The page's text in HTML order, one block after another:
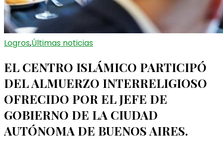
Logros,Últimas noticias
EL CENTRO ISLÁMICO PARTICIPÓ
DEL ALMUERZO INTERRELIGIOSO
OFRECIDO POR EL JEFE DE
GOBIERNO DE LA CIUDAD
AUTÓNOMA DE BUENOS AIRES.